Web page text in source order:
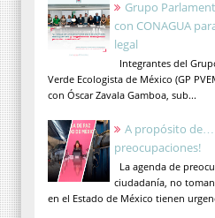
Grupo
con CONAGUA
legal
Integrantes del
Verde Ecologista de México (GP
con Óscar Zavala Gamboa, sub...
A propósito de…
preocupaciones!
La agenda de
ciudadanía, no
en el Estado de México tienen